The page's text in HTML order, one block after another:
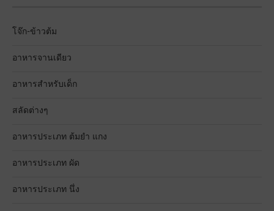
โจ๊ก-ข้าวต้ม
อาหารจานเดียว
อาหารสำหรับเด็ก
สลัดต่างๆ
อาหารประเภท ต้มยำ แกง
อาหารประเภท ผัด
อาหารประเภท นึ่ง